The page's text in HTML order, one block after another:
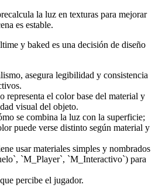
la luz en texturas para mejorar
es estable.
y baked es una decisión de diseño
asegura legibilidad y consistencia
representa el color base del material y
visual del objeto.
se combina la luz con la superficie;
puede verse distinto según material y
usar materiales simples y nombrados
`M_Player`, `M_Interactivo`) para
percibe el jugador.